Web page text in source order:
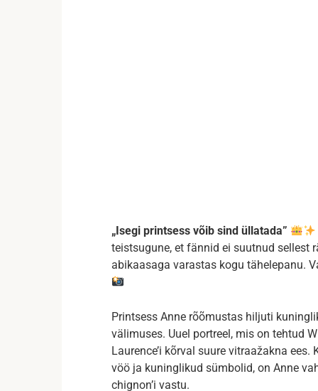
„Isegi printsess võib sind üllatada”
teistsugune, et fännid ei suutnud
abikaasaga varastas kogu tähelepanu.
Printsess Anne rõõmustas hiljuti
välimuses. Uuel portreel, mis on tehtud
Laurence’i kõrval suure vitraažakna
vöö ja kuninglikud sümbolid, on Anne
chignon’i vastu.